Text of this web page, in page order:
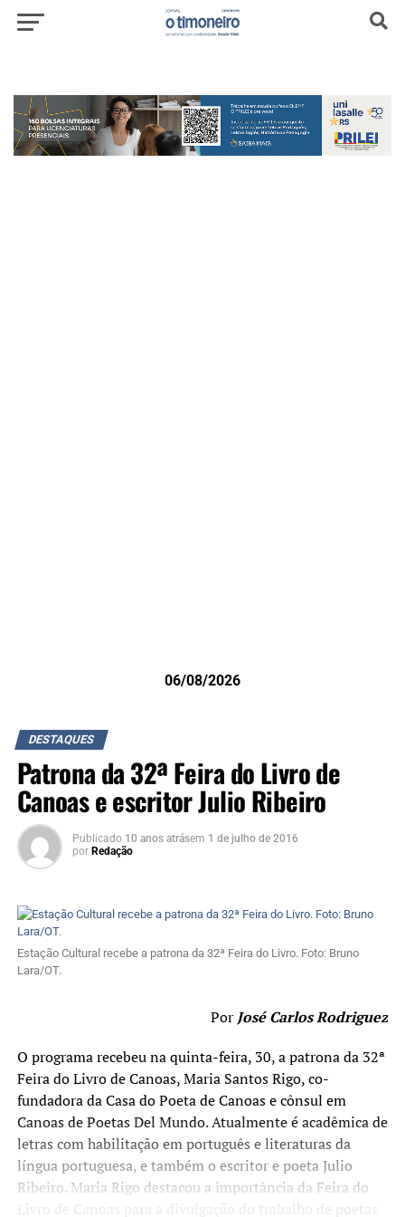
06/08/2026
DESTAQUES
Patrona da 32ª Feira do Livro de
Canoas e escritor Julio Ribeiro
Publicado 10 anos atrásem 1 de julho de 2016
por Redação
Estação Cultural recebe a patrona da 32ª Feira do Livro. Foto: Bruno
Lara/OT.
Por José Carlos Rodriguez
O programa recebeu na quinta-feira, 30, a patrona da 32ª
Feira do Livro de Canoas, Maria Santos Rigo, co-
fundadora da Casa do Poeta de Canoas e cônsul em
Canoas de Poetas Del Mundo. Atualmente é acadêmica de
letras com habilitação em português e literaturas da
língua portuguesa, e também o escritor e poeta Julio
Ribeiro. Maria Rigo destacou a importância da Feira do